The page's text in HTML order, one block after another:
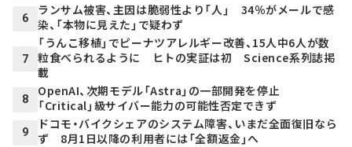
6
ランサム被害、主因は脆弱性より「人」 34％がメールで感
染、「本物に見えた」で疑わず
7
「うんこ移植」でピーナツアレルギー改善、15人中6人が数
粒食べられるように ヒトの実証は初 Science系列誌掲
載
8
OpenAI、次期モデル「Astra」の一部開発を停止
「Critical」級サイバー能力の可能性否定できず
9
ドコモ・バイクシェアのシステム障害、いまだ全面復旧なら
ず 8月1日以降の利用者には「全額返金」へ